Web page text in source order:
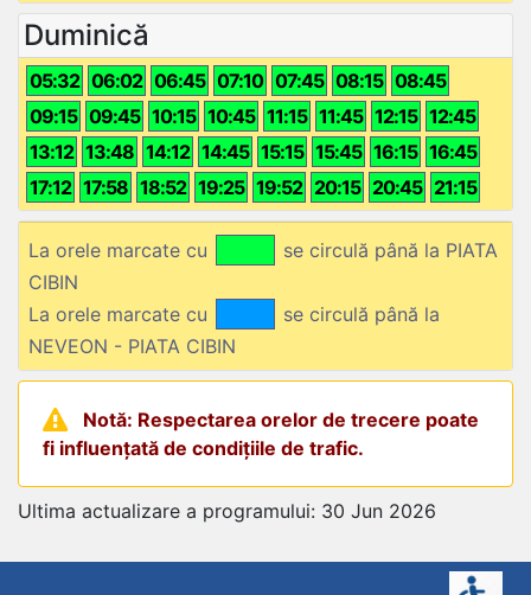
Duminică
05:32 06:02 06:45 07:10 07:45 08:15 08:45
09:15 09:45 10:15 10:45 11:15 11:45 12:15 12:45
13:12 13:48 14:12 14:45 15:15 15:45 16:15 16:45
17:12 17:58 18:52 19:25 19:52 20:15 20:45 21:15
La orele marcate cu
se circulă până la PIATA
CIBIN
La orele marcate cu
se circulă până la
NEVEON - PIATA CIBIN
Notă: Respectarea orelor de trecere poate
fi influențată de condițiile de trafic.
Ultima actualizare a programului: 30 Jun 2026